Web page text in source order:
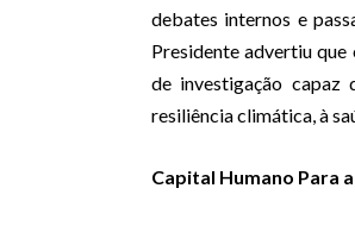
debates internos e
Presidente advertiu que
de investigação capaz
resiliência climática, à
Capital Humano Para